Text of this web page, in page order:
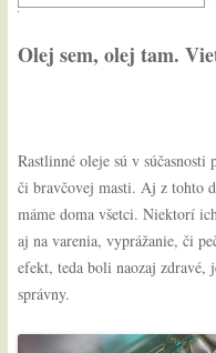
Olej sem, olej tam.
Rastlinné oleje sú v súčasnosti
či bravčovej masti. Aj z tohto
máme doma všetci. Niektorí
aj na varenia, vyprážanie, či
efekt, teda boli naozaj zdravé,
správny.